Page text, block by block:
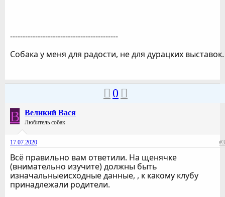
-------------------------------------------
Собака у меня для радости, не для дурацких выставок.
0
В Великий Вася
Любитель собак
17.07.2020 #3
Всё правильно вам ответили. На щенячке
(внимательно изучите) должны быть
изначальныеисходные данные, , к какому клубу
принадлежали родители.